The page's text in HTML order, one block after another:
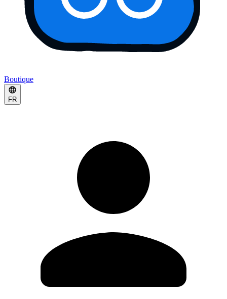
Boutique
FR